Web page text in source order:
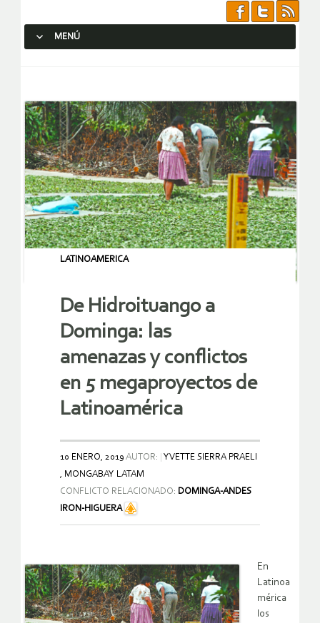
MENÚ
LATINOAMERICA
De Hidroituango a
Dominga: las
amenazas y conflictos
en 5 megaproyectos de
Latinoamérica
10 ENERO, 2019 AUTOR:
YVETTE SIERRA PRAELI
, MONGABAY LATAM
CONFLICTO RELACIONADO: DOMINGA-ANDES
IRON-HIGUERA
En
Latinoa
mérica
los